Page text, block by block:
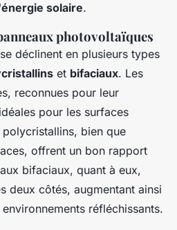
solaire.
photovoltaïques
déclinent en plusieurs types
et bifaciaux. Les
reconnues pour leur
pour les surfaces
bien que
offrent un bon rapport
bifaciaux, quant à eux,
deux côtés, augmentant ainsi
réfléchissants.